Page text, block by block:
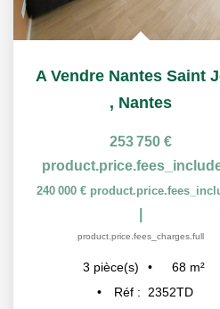
, Nantes
253 750 €
240 000 €
product.price.fees_charges.full
3 pièce(s) 68 m²
Réf :
2352TD